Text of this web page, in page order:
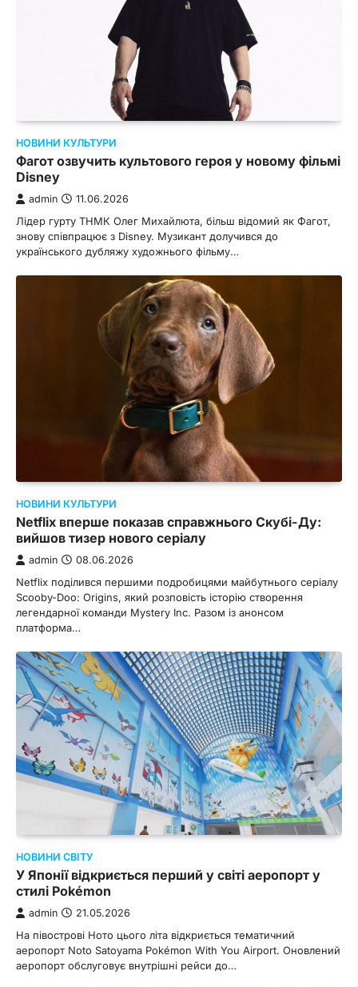
НОВИНИ КУЛЬТУРИ
Фагот озвучить культового героя у новому фільмі
Disney
admin 11.06.2026
Лідер гурту ТНМК Олег Михайлюта, більш відомий як Фагот,
знову співпрацює з Disney. Музикант долучився до
українського дубляжу художнього фільму…
НОВИНИ КУЛЬТУРИ
Netflix вперше показав справжнього Скубі-Ду:
вийшов тизер нового серіалу
admin 08.06.2026
Netflix поділився першими подробицями майбутнього серіалу
Scooby-Doo: Origins, який розповість історію створення
легендарної команди Mystery Inc. Разом із анонсом
платформа…
НОВИНИ СВІТУ
У Японії відкриється перший у світі аеропорт у
стилі Pokémon
admin 21.05.2026
На півострові Ното цього літа відкриється тематичний
аеропорт Noto Satoyama Pokémon With You Airport. Оновлений
аеропорт обслуговує внутрішні рейси до…